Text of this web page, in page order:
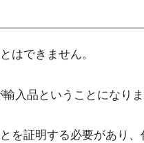
はできません。
輸入品 ということになりま
を証明する必要があり